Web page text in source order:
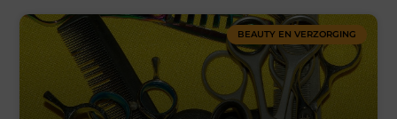
BEAUTY EN VERZORGING